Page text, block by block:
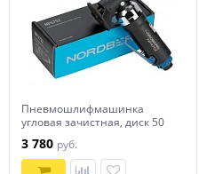
Пневмошлифмашинка
угловая зачистная, диск 50
3 780 руб.